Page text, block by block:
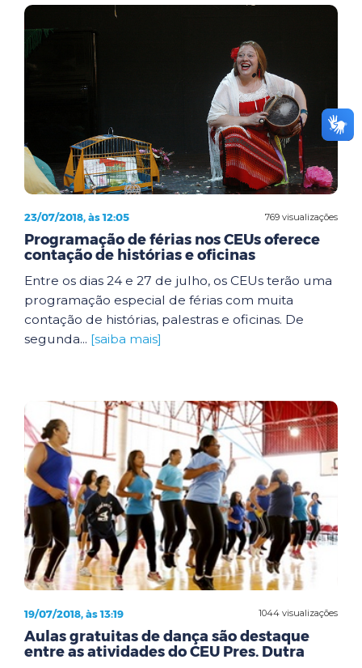
769 visualizações
23/07/2018, às 12:05
Programação de férias nos CEUs oferece
contação de histórias e oficinas
Entre os dias 24 e 27 de julho, os CEUs terão uma
programação especial de férias com muita
contação de histórias, palestras e oficinas. De
segunda... [saiba mais]
1044 visualizações
19/07/2018, às 13:19
Aulas gratuitas de dança são destaque
entre as atividades do CEU Pres. Dutra